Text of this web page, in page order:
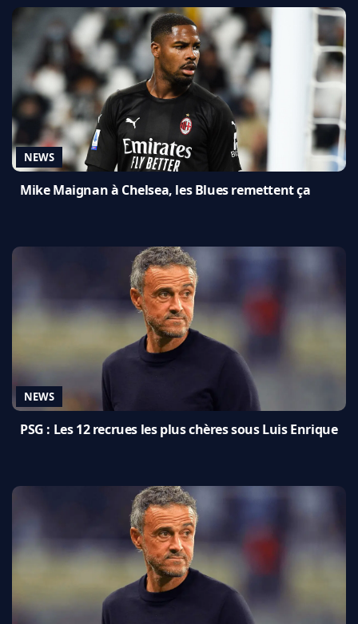
NEWS
Mike Maignan à Chelsea, les Blues remettent ça
NEWS
PSG : Les 12 recrues les plus chères sous Luis Enrique